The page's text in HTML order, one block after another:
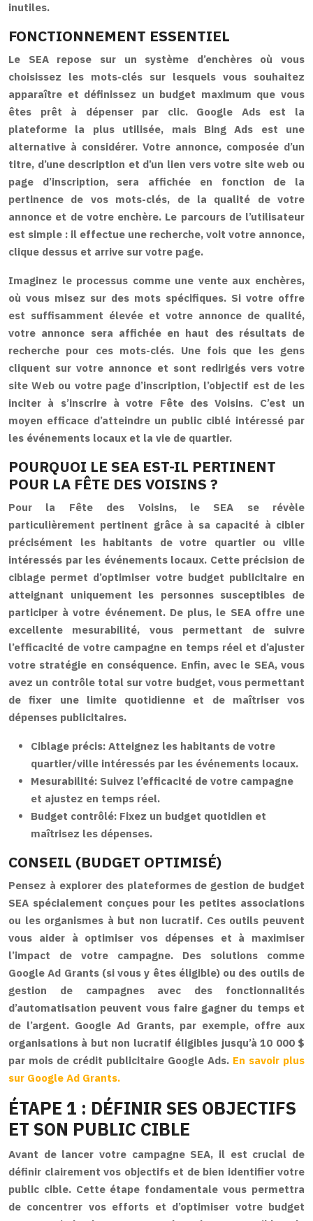
inutiles.
FONCTIONNEMENT ESSENTIEL
Le SEA repose sur un système d’enchères où vous
choisissez les mots-clés sur lesquels vous souhaitez
apparaître et définissez un budget maximum que vous
êtes prêt à dépenser par clic. Google Ads est la
plateforme la plus utilisée, mais Bing Ads est une
alternative à considérer. Votre annonce, composée d’un
titre, d’une description et d’un lien vers votre site web ou
page d’inscription, sera affichée en fonction de la
pertinence de vos mots-clés, de la qualité de votre
annonce et de votre enchère. Le parcours de l’utilisateur
est simple : il effectue une recherche, voit votre annonce,
clique dessus et arrive sur votre page.
Imaginez le processus comme une vente aux enchères,
où vous misez sur des mots spécifiques. Si votre offre
est suffisamment élevée et votre annonce de qualité,
votre annonce sera affichée en haut des résultats de
recherche pour ces mots-clés. Une fois que les gens
cliquent sur votre annonce et sont redirigés vers votre
site Web ou votre page d’inscription, l’objectif est de les
inciter à s’inscrire à votre Fête des Voisins. C’est un
moyen efficace d’atteindre un public ciblé intéressé par
les événements locaux et la vie de quartier.
POURQUOI LE SEA EST-IL PERTINENT
POUR LA FÊTE DES VOISINS ?
Pour la Fête des Voisins, le SEA se révèle
particulièrement pertinent grâce à sa capacité à cibler
précisément les habitants de votre quartier ou ville
intéressés par les événements locaux. Cette précision de
ciblage permet d’optimiser votre budget publicitaire en
atteignant uniquement les personnes susceptibles de
participer à votre événement. De plus, le SEA offre une
excellente mesurabilité, vous permettant de suivre
l’efficacité de votre campagne en temps réel et d’ajuster
votre stratégie en conséquence. Enfin, avec le SEA, vous
avez un contrôle total sur votre budget, vous permettant
de fixer une limite quotidienne et de maîtriser vos
dépenses publicitaires.
Ciblage précis: Atteignez les habitants de votre
quartier/ville intéressés par les événements locaux.
Mesurabilité: Suivez l’efficacité de votre campagne
et ajustez en temps réel.
Budget contrôlé: Fixez un budget quotidien et
maîtrisez les dépenses.
CONSEIL (BUDGET OPTIMISÉ)
Pensez à explorer des plateformes de gestion de budget
SEA spécialement conçues pour les petites associations
ou les organismes à but non lucratif. Ces outils peuvent
vous aider à optimiser vos dépenses et à maximiser
l’impact de votre campagne. Des solutions comme
Google Ad Grants (si vous y êtes éligible) ou des outils de
gestion de campagnes avec des fonctionnalités
d’automatisation peuvent vous faire gagner du temps et
de l’argent. Google Ad Grants, par exemple, offre aux
organisations à but non lucratif éligibles jusqu’à 10 000 $
par mois de crédit publicitaire Google Ads. En savoir plus
sur Google Ad Grants.
ÉTAPE 1 : DÉFINIR SES OBJECTIFS
ET SON PUBLIC CIBLE
Avant de lancer votre campagne SEA, il est crucial de
définir clairement vos objectifs et de bien identifier votre
public cible. Cette étape fondamentale vous permettra
de concentrer vos efforts et d’optimiser votre budget